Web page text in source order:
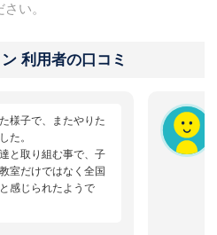
い。
利用者の口コミ
様子で、またやりた
た。
と取り組む事で、子
室だけではなく全国
感じられたようで